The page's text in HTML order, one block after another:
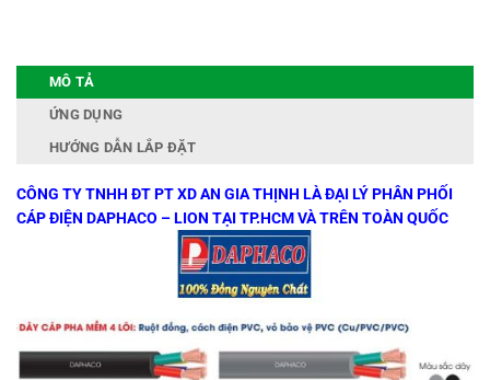
MÔ TẢ
ỨNG DỤNG
HƯỚNG DẪN LẮP ĐẶT
CÔNG TY TNHH ĐT PT XD AN GIA THỊNH LÀ ĐẠI LÝ PHÂN PHỐI
CÁP ĐIỆN DAPHACO – LION TẠI TP.HCM VÀ TRÊN TOÀN QUỐC